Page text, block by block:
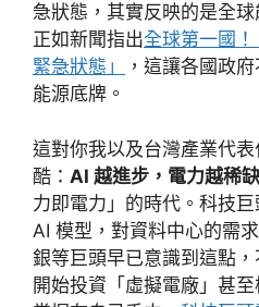
急狀態，其實反映的是全球
正如新聞指出全球第一國
緊急狀態」
，這讓各國政
能源底牌。
這對你我以及台灣產業代
酷： AI 越進步，電力越稀缺
力即電力」的時代。科技
AI 模型，對資料中心的需
銀等巨頭早已意識到這點
開始投資「虛擬電廠」甚